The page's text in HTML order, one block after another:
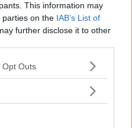
This information may
parties on the IAB’s List of
further disclose it to other
uses one or more Google
behaviour. You may click to
purposes in below Google
Opt Outs
14 giorni
perdite da
comparire dai
all’arrivo del
e il
sia